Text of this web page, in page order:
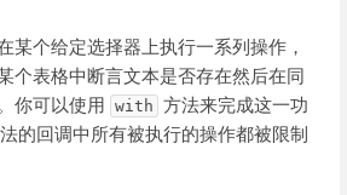
某个给定选择器上执行一系列操作，
个表格中断言文本是否存在然后在同
你可以使用 with 方法来完成这一功
的回调中所有被执行的操作都被限制